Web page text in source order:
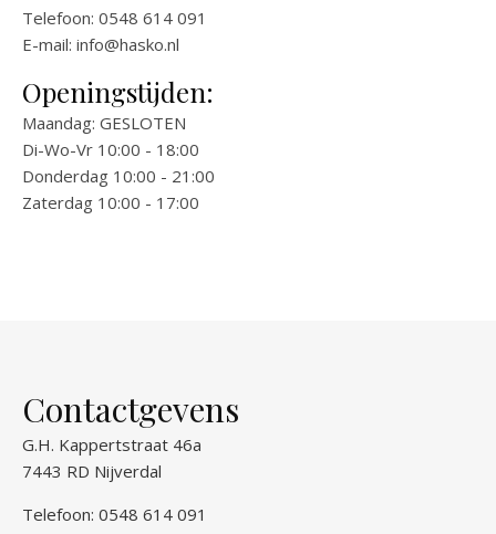
Telefoon: 0548 614 091
E-mail: info@hasko.nl
Openingstijden:
Maandag: GESLOTEN
Di-Wo-Vr 10:00 - 18:00
Donderdag 10:00 - 21:00
Zaterdag 10:00 - 17:00
Contactgevens
G.H. Kappertstraat 46a
7443 RD Nijverdal
Telefoon: 0548 614 091